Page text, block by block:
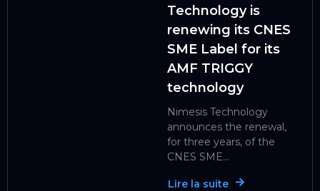
Technology is
renewing its CNES
SME Label for its
AMF TRIGGY
technology
Nimesis Technology
announces the renewal,
for three years, of the
CNES SME...
Lire la suite